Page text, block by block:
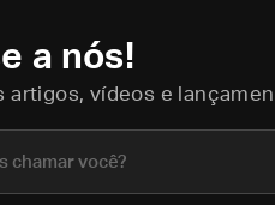
a nós!
artigos, vídeos e